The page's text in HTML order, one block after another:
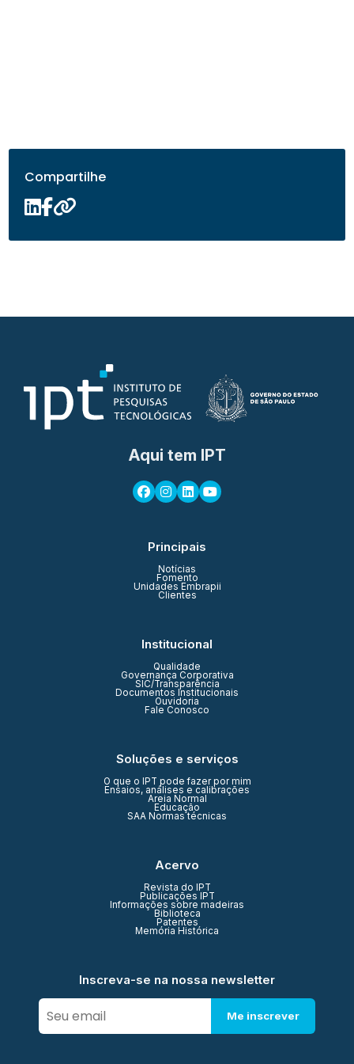
Compartilhe
Aqui tem IPT
Principais
Notícias
Fomento
Unidades Embrapii
Clientes
Institucional
Qualidade
Governança Corporativa
SIC/Transparência
Documentos Institucionais
Ouvidoria
Fale Conosco
Soluções e serviços
O que o IPT pode fazer por mim
Ensaios, análises e calibrações
Areia Normal
Educação
SAA Normas técnicas
Acervo
Revista do IPT
Publicações IPT
Informações sobre madeiras
Biblioteca
Patentes
Memória Histórica
Inscreva-se na nossa newsletter
Me inscrever